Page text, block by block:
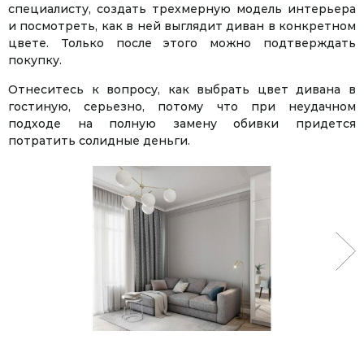
специалисту, создать трехмерную модель интерьера
и посмотреть, как в ней выглядит диван в конкретном
цвете. Только после этого можно подтверждать
покупку.
Отнеситесь к вопросу, как выбрать цвет дивана в
гостиную, серьезно, потому что при неудачном
подходе на полную замену обивки придется
потратить солидные деньги.